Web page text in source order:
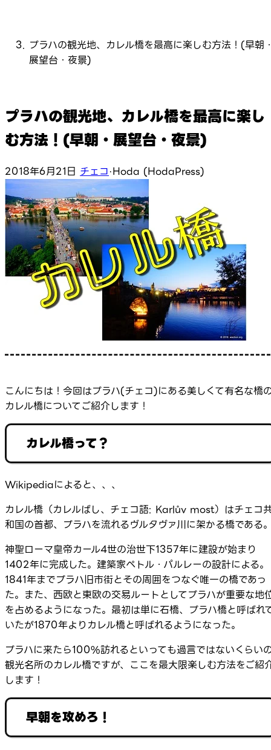
プラハの観光地、カレル橋を最高に楽しむ方法！(早朝
展望台・夜景)
プラハの観光地、カレル橋を最高に楽し
む方法！(早朝・展望台・夜景)
2018年6月21日 チェコ·Hoda (HodaPress)
こんにちは！今回はプラハ(チェコ)にある美しくて有名な橋
カレル橋についてご紹介します！
カレル橋って？
Wikipediaによると、、、
カレル橋（カレルばし、チェコ語: Karlův most）はチェコ
和国の首都、プラハを流れるヴルタヴァ川に架かる橋である
神聖ローマ皇帝カール4世の治世下1357年に建設が始まり
1402年に完成した。建築家ペトル・パルレーの設計による。
1841年までプラハ旧市街とその周囲をつなぐ唯一の橋であっ
た。また、西欧と東欧の交易ルートとしてプラハが重要な地
を占めるようになった。最初は単に石橋、プラハ橋と呼ばれ
いたが1870年よりカレル橋と呼ばれるようになった。
プラハに来たら100%訪れるといっても過言ではないくらい
観光名所のカレル橋ですが、ここを最大限楽しむ方法をご紹
します！
早朝を攻めろ！